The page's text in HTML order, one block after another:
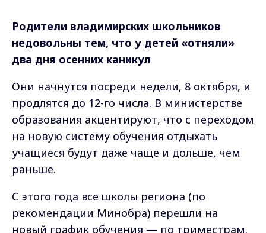
Родители владимирских школьников
недовольны тем, что у детей «отняли»
два дня осенних каникул
Они начнутся посреди недели, 8 октября, и
продлятся до 12-го числа. В министерстве
образования акцентируют, что с переходом
на новую систему обучения отдыхать
учащиеся будут даже чаще и дольше, чем
раньше.
С этого года все школы региона (по
рекомендации Минобра) перешли на
новый график обучения — по триместрам.